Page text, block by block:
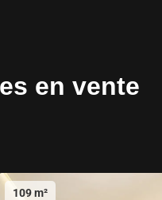
en vente
109 m²